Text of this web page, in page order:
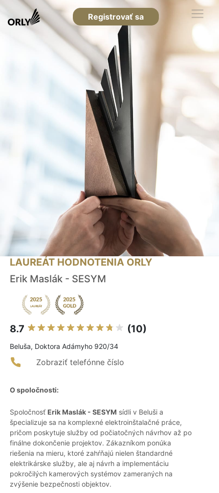
Registrovať sa
LAUREÁT HODNOTENIA ORLY
Erik Maslák - SESYM
8.7 (10)
Beluša, Doktora Adámyho 920/34
Zobraziť telefónne číslo
O spoločnosti:
Spoločnosť Erik Maslák - SESYM sídli v Beluši a
špecializuje sa na komplexné elektroinštalačné práce,
pričom poskytuje služby od počiatočných návrhov až po
finálne dokončenie projektov. Zákazníkom ponúka
riešenia na mieru, ktoré zahŕňajú nielen štandardné
elektrikárske služby, ale aj návrh a implementáciu
pokročilých kamerových systémov zameraných na
zvýšenie bezpečnosti objektov.